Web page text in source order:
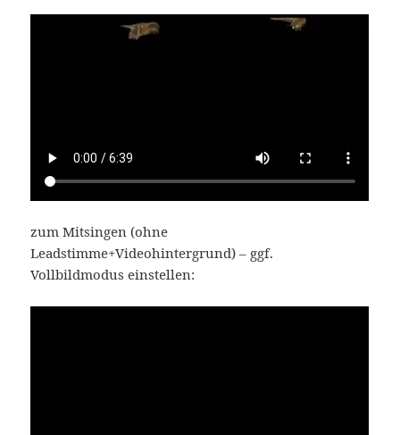
zum Mitsingen (ohne
Leadstimme+Videohintergrund) – ggf.
Vollbildmodus einstellen: